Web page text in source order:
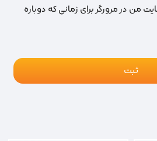
من در مرورگر برای زمانی که دوباره